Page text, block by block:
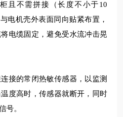
且不需拼接（长度不小于10
电机壳外表面同向贴紧布置，
电缆固定，避免受水流冲击晃
接的常闭热敏传感器，以监测
度高时，传感器就断开，同时
号。